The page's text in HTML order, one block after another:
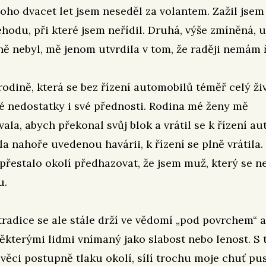
dvacet let jsem neseděl za volantem. Zažil
při které jsem neřídil. Druhá, výše zmíněná,
nebyl, mě jenom utvrdila v tom, že raději
která se bez řízení automobilů téměř celý
nedostatky i své přednosti. Rodina mé ženy mě
abych překonal svůj blok a vrátil se k řízení
nahoře uvedenou havárii, k řízení se plně vrátila.
okolí předhazovat, že jsem muž, který se
se ale stále drží ve vědomí „pod povrchem“
lidmi vnímaný jako slabost nebo lenost. S
věci postupně tlaku okolí, sílí trochu moje chuť